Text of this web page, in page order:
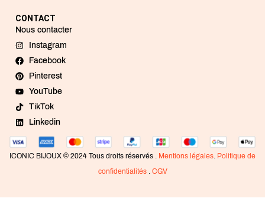
CONTACT
Nous contacter
Instagram
Facebook
Pinterest
YouTube
TikTok
Linkedin
ICONIC BIJOUX © 2024 Tous droits réservés . Mentions légales. Politique de
confidentialités. CGV